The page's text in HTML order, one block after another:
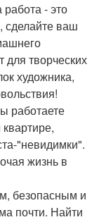
- это
сделайте ваш
для творческих
художника,
работаете
"невидимки".
жизнь в
безопасным и
почти. Найти